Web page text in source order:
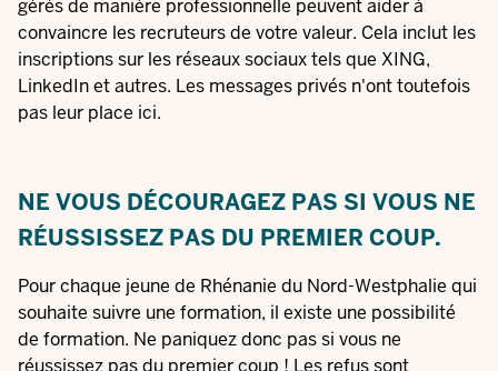
gérés de manière professionnelle peuvent aider à
convaincre les recruteurs de votre valeur. Cela inclut les
inscriptions sur les réseaux sociaux tels que XING,
LinkedIn et autres. Les messages privés n'ont toutefois
pas leur place ici.
NE VOUS DÉCOURAGEZ PAS SI VOUS NE
RÉUSSISSEZ PAS DU PREMIER COUP.
Pour chaque jeune de Rhénanie du Nord-Westphalie qui
souhaite suivre une formation, il existe une possibilité
de formation. Ne paniquez donc pas si vous ne
réussissez pas du premier coup ! Les refus sont